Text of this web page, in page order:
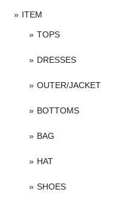
ITEM
TOPS
DRESSES
OUTER/JACKET
BOTTOMS
BAG
HAT
SHOES